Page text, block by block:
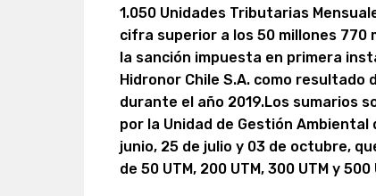
1.050 Unidades Tributarias
cifra superior a los 50 millones 770
la sanción impuesta en primera
Hidronor Chile S.A. como
durante el año 2019.Los sumarios
por la Unidad de Gestión Ambiental
junio, 25 de julio y 03 de octubre,
de 50 UTM, 200 UTM, 300 UTM y